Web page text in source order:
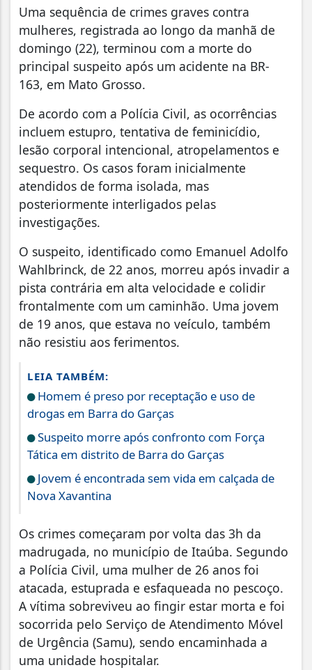
Uma sequência de crimes graves contra
mulheres, registrada ao longo da manhã de
domingo (22), terminou com a morte do
principal suspeito após um acidente na BR-
163, em Mato Grosso.
De acordo com a Polícia Civil, as ocorrências
incluem estupro, tentativa de feminicídio,
lesão corporal intencional, atropelamentos e
sequestro. Os casos foram inicialmente
atendidos de forma isolada, mas
posteriormente interligados pelas
investigações.
O suspeito, identificado como Emanuel Adolfo
Wahlbrinck, de 22 anos, morreu após invadir a
pista contrária em alta velocidade e colidir
frontalmente com um caminhão. Uma jovem
de 19 anos, que estava no veículo, também
não resistiu aos ferimentos.
LEIA TAMBÉM:
Homem é preso por receptação e uso de
drogas em Barra do Garças
Suspeito morre após confronto com Força
Tática em distrito de Barra do Garças
Jovem é encontrada sem vida em calçada de
Nova Xavantina
Os crimes começaram por volta das 3h da
madrugada, no município de Itaúba. Segundo
a Polícia Civil, uma mulher de 26 anos foi
atacada, estuprada e esfaqueada no pescoço.
A vítima sobreviveu ao fingir estar morta e foi
socorrida pelo Serviço de Atendimento Móvel
de Urgência (Samu), sendo encaminhada a
uma unidade hospitalar.